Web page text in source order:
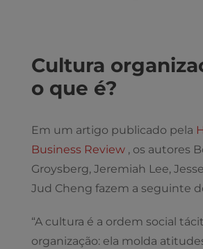
Cultura
o que é?
Em um artigo publicado pela
Business Review , os autores
Groysberg, Jeremiah Lee,
Jud Cheng fazem a seguinte
“A cultura é a ordem social
organização: ela molda